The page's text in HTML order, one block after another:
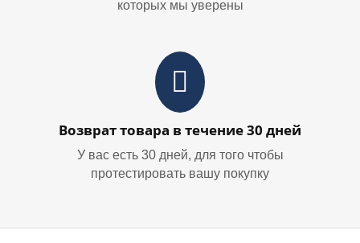
которых мы уверены
Возврат товара в течение 30 дней
У вас есть 30 дней, для того чтобы
протестировать вашу покупку